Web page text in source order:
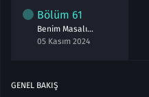
Bölüm 61
Benim Masalım 61.Bölüm izle
05 Kasım 2024
GENEL BAKIŞ